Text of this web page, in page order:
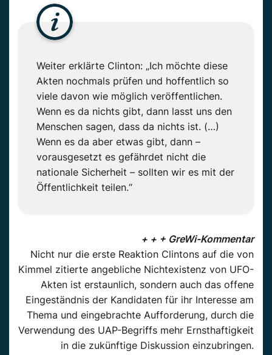
Weiter erklärte Clinton: „Ich möchte diese
Akten nochmals prüfen und hoffentlich so
viele davon wie möglich veröffentlichen.
Wenn es da nichts gibt, dann lasst uns den
Menschen sagen, dass da nichts ist. (…)
Wenn es da aber etwas gibt, dann –
vorausgesetzt es gefährdet nicht die
nationale Sicherheit – sollten wir es mit der
Öffentlichkeit teilen.“
+ + + GreWi-Kommentar
Nicht nur die erste Reaktion Clintons auf die von
Kimmel zitierte angebliche Nichtexistenz von UFO-
Akten ist erstaunlich, sondern auch das offene
Eingeständnis der Kandidaten für ihr Interesse am
Thema und eingebrachte Aufforderung, durch die
Verwendung des UAP-Begriffs mehr Ernsthaftigkeit
in die zukünftige Diskussion einzubringen.